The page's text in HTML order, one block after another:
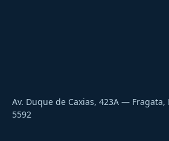
Av. Duque de Caxias, 423A — Fragata,
5592